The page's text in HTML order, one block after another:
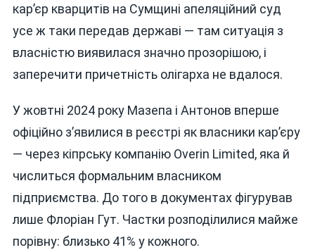
кар’єр кварцитів на Сумщині апеляційний суд
усе ж таки передав державі — там ситуація з
власністю виявилася значно прозорішою, і
заперечити причетність олігарха не вдалося.
У жовтні 2024 року Мазепа і Антонов вперше
офіційно з’явилися в реєстрі як власники кар’єру
— через кіпрську компанію Overin Limited, яка й
числиться формальним власником
підприємства. До того в документах фігурував
лише Флоріан Гут. Частки розподілилися майже
порівну: близько 41% у кожного.